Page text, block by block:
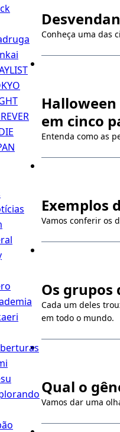
Conheça uma das
em cinco
Entenda como as
Exemplos
Vamos conferir os
Os grupos
Cada um deles
em todo o mundo.
Qual o
Vamos dar uma